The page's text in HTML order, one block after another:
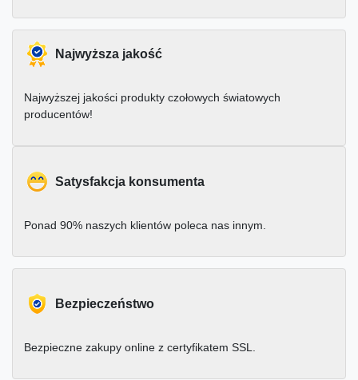
Najwyższa jakość
Najwyższej jakości produkty czołowych światowych
producentów!
Satysfakcja konsumenta
Ponad 90% naszych klientów poleca nas innym.
Bezpieczeństwo
Bezpieczne zakupy online z certyfikatem SSL.